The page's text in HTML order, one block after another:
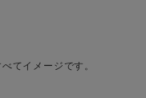
てイメージです。